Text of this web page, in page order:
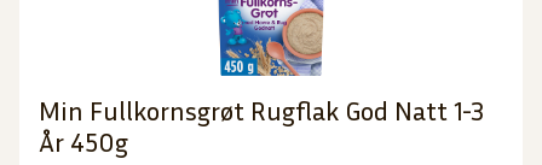
Min Fullkornsgrøt Rugflak God Natt 1-3
År 450g